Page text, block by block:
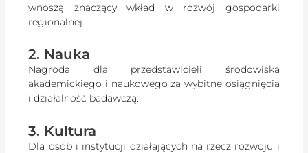
wnoszą znaczący wkład w rozwój gospodarki
regionalnej.
2. Nauka
Nagroda dla przedstawicieli środowiska
akademickiego i naukowego za wybitne osiągnięcia
i działalność badawczą.
3. Kultura
Dla osób i instytucji działających na rzecz rozwoju i